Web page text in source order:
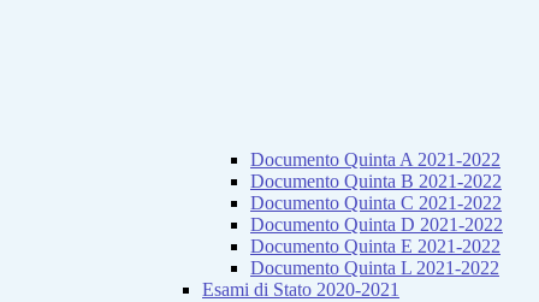
Documento Quinta A 2021-2022
Documento Quinta B 2021-2022
Documento Quinta C 2021-2022
Documento Quinta D 2021-2022
Documento Quinta E 2021-2022
Documento Quinta L 2021-2022
Esami di Stato 2020-2021